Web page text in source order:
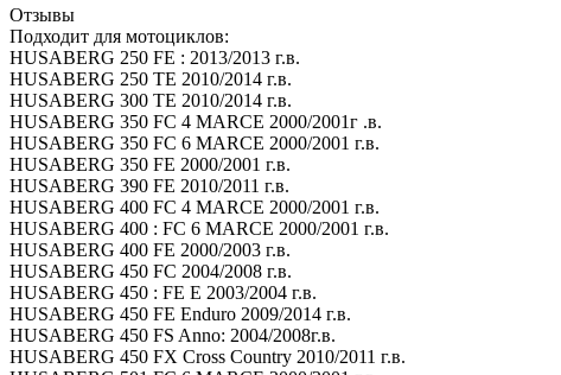
Отзывы
Подходит для мотоциклов:
HUSABERG 250 FE : 2013/2013 г.в.
HUSABERG 250 TE 2010/2014 г.в.
HUSABERG 300 TE 2010/2014 г.в.
HUSABERG 350 FC 4 MARCE 2000/2001г .в.
HUSABERG 350 FC 6 MARCE 2000/2001 г.в.
HUSABERG 350 FE 2000/2001 г.в.
HUSABERG 390 FE 2010/2011 г.в.
HUSABERG 400 FC 4 MARCE 2000/2001 г.в.
HUSABERG 400 : FC 6 MARCE 2000/2001 г.в.
HUSABERG 400 FE 2000/2003 г.в.
HUSABERG 450 FC 2004/2008 г.в.
HUSABERG 450 : FE E 2003/2004 г.в.
HUSABERG 450 FE Enduro 2009/2014 г.в.
HUSABERG 450 FS Anno: 2004/2008г.в.
HUSABERG 450 FX Cross Country 2010/2011 г.в.